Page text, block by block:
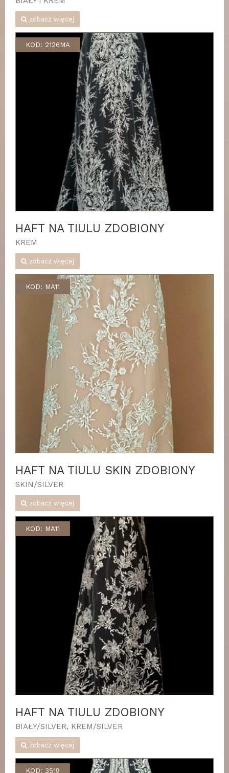
zobacz więcej
KOD: 2126MA
HAFT NA TIULU ZDOBIONY
KREM
zobacz więcej
KOD: MA11
HAFT NA TIULU SKIN ZDOBIONY
SKIN/SILVER
zobacz więcej
KOD: MA11
HAFT NA TIULU ZDOBIONY
BIAŁY/SILVER, KREM/SILVER
zobacz więcej
KOD: 3519